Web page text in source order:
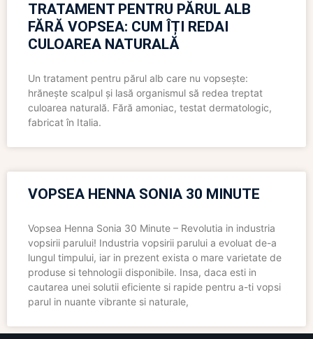
TRATAMENT PENTRU PĂRUL ALB
FĂRĂ VOPSEA: CUM ÎȚI REDAI
CULOAREA NATURALĂ
Un tratament pentru părul alb care nu vopsește:
hrănește scalpul și lasă organismul să redea treptat
culoarea naturală. Fără amoniac, testat dermatologic,
fabricat în Italia.
VOPSEA HENNA SONIA 30 MINUTE
Vopsea Henna Sonia 30 Minute – Revolutia in industria
vopsirii parului! Industria vopsirii parului a evoluat de-a
lungul timpului, iar in prezent exista o mare varietate de
produse si tehnologii disponibile. Insa, daca esti in
cautarea unei solutii eficiente si rapide pentru a-ti vopsi
parul in nuante vibrante si naturale,